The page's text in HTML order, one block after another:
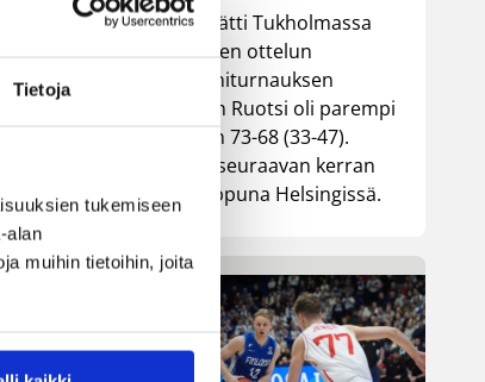
Tietoja
tukemiseen
alan
muihin tietoihin, joita
Susiladies päätti Tukholmassa
pelatun kahden ottelun
mittaisen miniturnauksen
tappioon, kun Ruotsi oli parempi
loppulukemin 73-68 (33-47).
Suomi pelaa seuraavan kerran
ensi viikonloppuna Helsingissä.